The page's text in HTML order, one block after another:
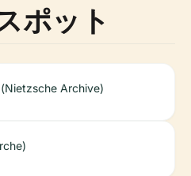
ポット
(Nietzsche Archive)